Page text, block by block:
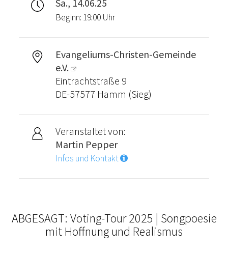
Sa., 14.06.25
Beginn: 19:00 Uhr
Evangeliums-Christen-Gemeinde
e.V.
Eintrachtstraße 9
DE-57577 Hamm (Sieg)
Veranstaltet von:
Martin Pepper
Infos und Kontakt
ABGESAGT: Voting-Tour 2025 | Songpoesie
mit Hoffnung und Realismus